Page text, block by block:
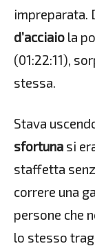
impreparata.
d’acciaio la
(01:22:11),
stessa.
Stava
sfortuna si
staffetta
correre una
persone che
lo stesso